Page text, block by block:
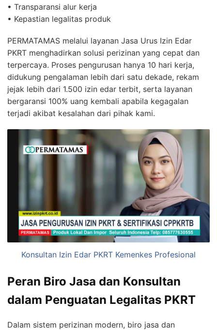
• Transparansi alur kerja
• Kepastian legalitas produk
PERMATAMAS melalui layanan Jasa Urus Izin Edar
PKRT menghadirkan solusi perizinan yang cepat dan
terpercaya. Proses pengurusan hanya 10 hari kerja,
didukung pengalaman lebih dari satu dekade, rekam
jejak lebih dari 1.500 izin edar terbit, serta layanan
bergaransi 100% uang kembali apabila kegagalan
terjadi akibat kesalahan dari pihak kami.
Konsultan Izin Edar PKRT Kemenkes Profesional
Peran Biro Jasa dan Konsultan
dalam Penguatan Legalitas PKRT
Dalam sistem perizinan modern, biro jasa dan